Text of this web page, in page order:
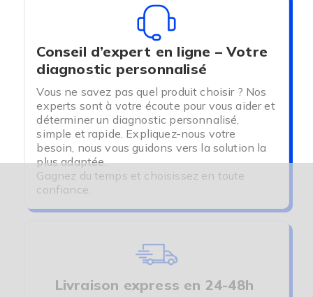
Conseil d’expert en ligne – Votre
diagnostic personnalisé
Vous ne savez pas quel produit choisir ? Nos
experts sont à votre écoute pour vous aider et
déterminer un diagnostic personnalisé,
simple et rapide. Expliquez-nous votre
besoin, nous vous guidons vers la solution la
plus adaptée.
Gagnez du temps et choisissez en toute
confiance.
Livraison express en 24-48h